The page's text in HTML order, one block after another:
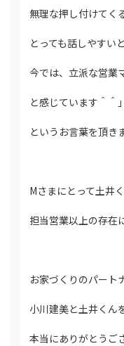
無理な押し付けてく
とっても話しやすい
今では、立派な営業
と感じています＾＾」
というお言葉を頂き
Mさまにとって土井
担当営業以上の存在
お家づくりのパート
小川建美と土井くん
本当にありがとうご